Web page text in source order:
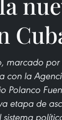
marcado
con la
Polanco
etapa de